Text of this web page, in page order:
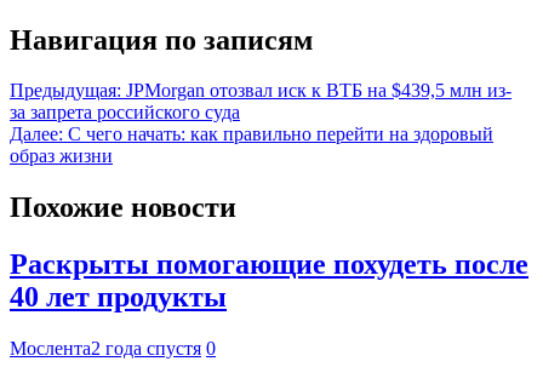
Навигация по записям
Предыдущая: JPMorgan отозвал иск к ВТБ на $439,5 млн из-
за запрета российского суда
Далее: С чего начать: как правильно перейти на здоровый
образ жизни
Похожие новости
Раскрыты помогающие похудеть после
40 лет продукты
Мослента2 года спустя 0